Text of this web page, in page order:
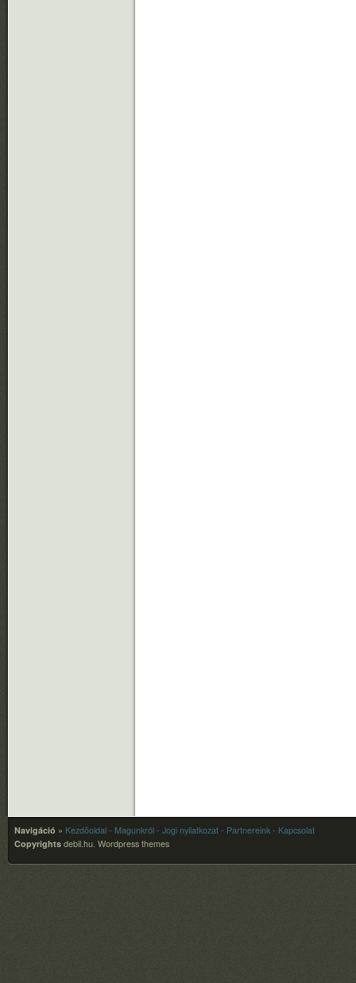
Navigáció » Kezdõoldal - Magunkról - Jogi nyilatkozat - Partnereink - Kapcsolat
Copyrights debil.hu. Wordpress themes